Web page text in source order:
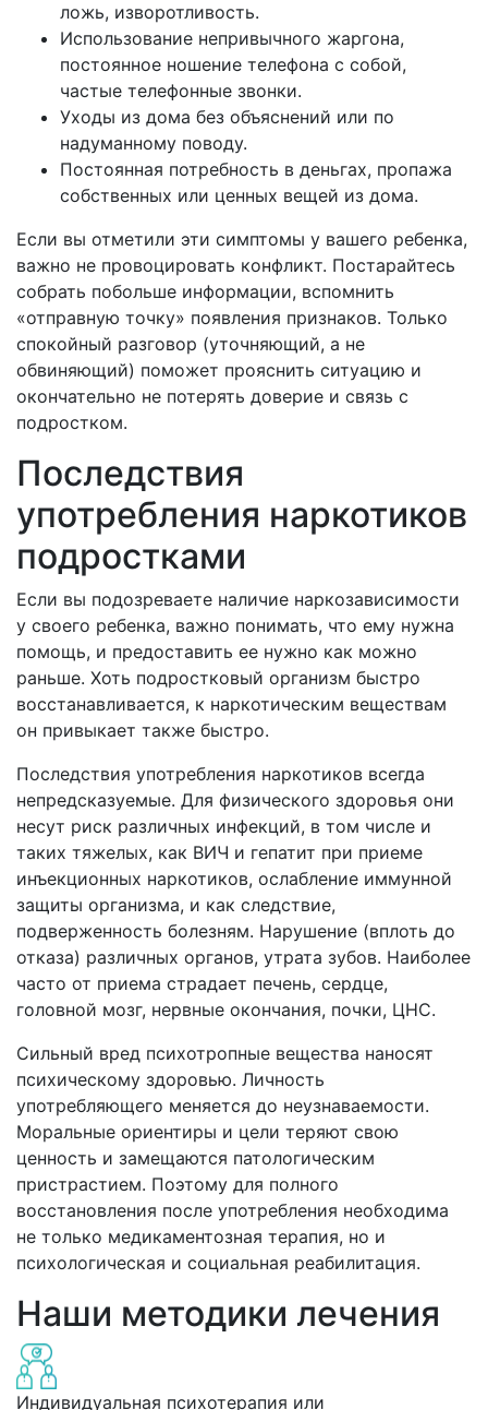
ложь, изворотливость.
Использование непривычного жаргона,
постоянное ношение телефона с собой,
частые телефонные звонки.
Уходы из дома без объяснений или по
надуманному поводу.
Постоянная потребность в деньгах, пропажа
собственных или ценных вещей из дома.
Если вы отметили эти симптомы у вашего ребенка,
важно не провоцировать конфликт. Постарайтесь
собрать побольше информации, вспомнить
«отправную точку» появления признаков. Только
спокойный разговор (уточняющий, а не
обвиняющий) поможет прояснить ситуацию и
окончательно не потерять доверие и связь с
подростком.
Последствия
употребления наркотиков
подростками
Если вы подозреваете наличие наркозависимости
у своего ребенка, важно понимать, что ему нужна
помощь, и предоставить ее нужно как можно
раньше. Хоть подростковый организм быстро
восстанавливается, к наркотическим веществам
он привыкает также быстро.
Последствия употребления наркотиков всегда
непредсказуемые. Для физического здоровья они
несут риск различных инфекций, в том числе и
таких тяжелых, как ВИЧ и гепатит при приеме
инъекционных наркотиков, ослабление иммунной
защиты организма, и как следствие,
подверженность болезням. Нарушение (вплоть до
отказа) различных органов, утрата зубов. Наиболее
часто от приема страдает печень, сердце,
головной мозг, нервные окончания, почки, ЦНС.
Сильный вред психотропные вещества наносят
психическому здоровью. Личность
употребляющего меняется до неузнаваемости.
Моральные ориентиры и цели теряют свою
ценность и замещаются патологическим
пристрастием. Поэтому для полного
восстановления после употребления необходима
не только медикаментозная терапия, но и
психологическая и социальная реабилитация.
Наши методики лечения
Индивидуальная психотерапия или